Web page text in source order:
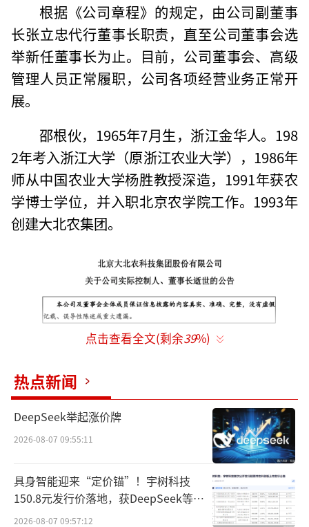
根据《公司章程》的规定，由公司副董事
长张立忠代行董事长职责，直至公司董事会选
举新任董事长为止。目前，公司董事会、高级
管理人员正常履职，公司各项经营业务正常开
展。
邵根伙，1965年7月生，浙江金华人。198
2年考入浙江大学（原浙江农业大学），1986年
师从中国农业大学杨胜教授深造，1991年获农
学博士学位，并入职北京农学院工作。1993年
创建大北农集团。
点击查看全文(剩余39%)
热点新闻
DeepSeek举起涨价牌
2026-08-07 09:55:11
具身智能迎来“定价锚”！宇树科技
150.8元发行价落地，获DeepSeek等豪
华战配加持
2026-08-07 09:57:12